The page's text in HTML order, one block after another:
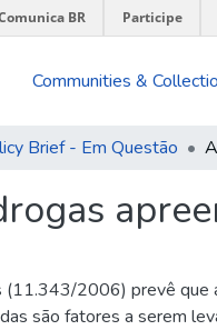
BR Participe
Communities &
Brief - Em Questão
2006) prevê que
são fatores a serem